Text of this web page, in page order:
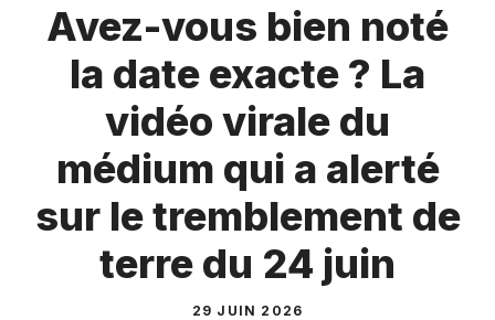
Avez-vous bien noté
la date exacte ? La
vidéo virale du
médium qui a alerté
sur le tremblement de
terre du 24 juin
29 JUIN 2026